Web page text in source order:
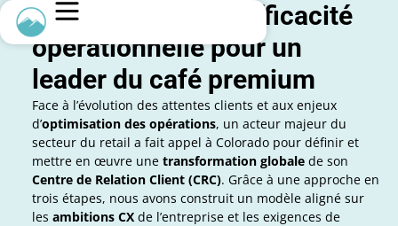
Amélioration de l’efficacité
opérationnelle pour un
leader du café premium
Face à l’évolution des attentes clients et aux enjeux
d’optimisation des opérations, un acteur majeur du
secteur du retail a fait appel à Colorado pour définir et
mettre en œuvre une transformation globalede son
Centre de Relation Client (CRC). Grâce à une approche en
trois étapes, nous avons construit un modèle aligné sur
les ambitions CXde l’entreprise et les exigences de